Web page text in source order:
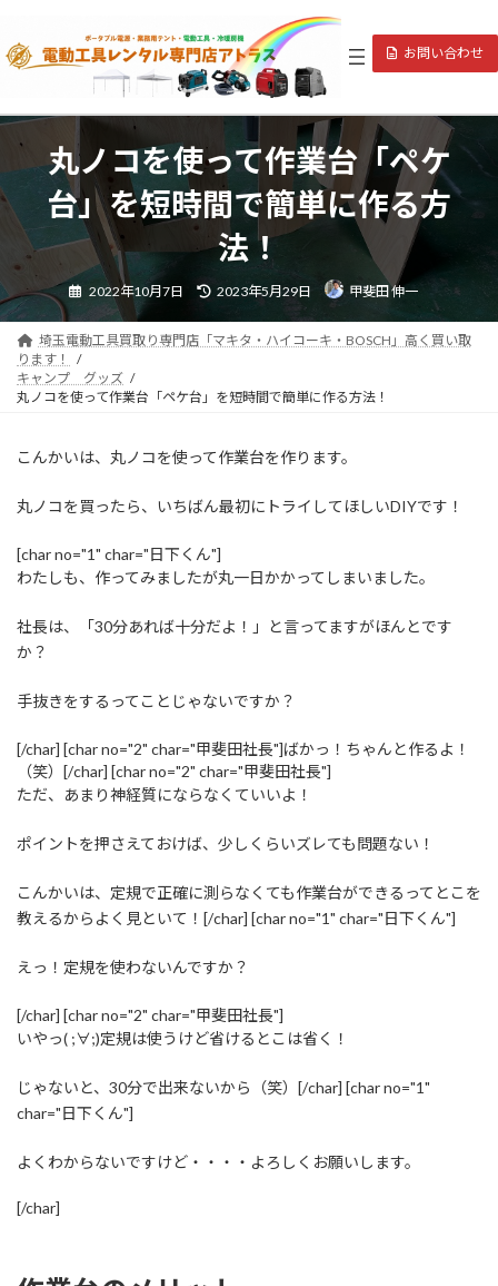
テ
へ
ッ
プ
ゲ
ョ
移
動
お問い合わせ
丸ノコを使って作業台「ペケ
台」を短時間で簡単に作る方
法！
2022年10月7日
終
新
日
時
2023年5月29日 甲斐田 伸一
埼玉電動工具買取り専門店「マキタ・ハイコーキ・BOSCH」高く買い取
ります！
キャンプ グッズ
丸ノコを使って作業台「ペケ台」を短時間で簡単に作る方法！
こんかいは、丸ノコを使って作業台を作ります。
丸ノコを買ったら、いちばん最初にトライしてほしいDIYです！
[char no="1" char="日下くん"]
わたしも、作ってみましたが丸一日かかってしまいました。
社長は、「30分あれば十分だよ！」と言ってますがほんとです
か？
手抜きをするってことじゃないですか？
[/char] [char no="2" char="甲斐田社長"]ばかっ！ちゃんと作るよ！
（笑）[/char] [char no="2" char="甲斐田社長"]
ただ、あまり神経質にならなくていいよ！
ポイントを押さえておけば、少しくらいズレても問題ない！
こんかいは、定規で正確に測らなくても作業台ができるってとこを
教えるからよく見といて！[/char] [char no="1" char="日下くん"]
えっ！定規を使わないんですか？
[/char] [char no="2" char="甲斐田社長"]
いやっ( ;∀;)定規は使うけど省けるとこは省く！
じゃないと、30分で出来ないから（笑）[/char] [char no="1"
char="日下くん"]
よくわからないですけど・・・・よろしくお願いします。
[/char]